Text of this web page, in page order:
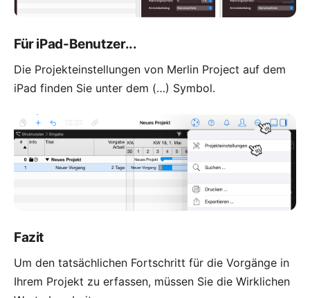
Für iPad-Benutzer...
Die Projekteinstellungen von Merlin Project auf dem
iPad finden Sie unter dem (…) Symbol.
Fazit
Um den tatsächlichen Fortschritt für die Vorgänge in
Ihrem Projekt zu erfassen, müssen Sie die Wirklichen